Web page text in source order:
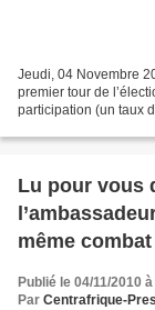
Jeudi, 04 Novembre
premier tour de
participation (un taux
Lu pour vous
même
centrafricain ?
Publié le 04/11/2010
Par Centrafrique-